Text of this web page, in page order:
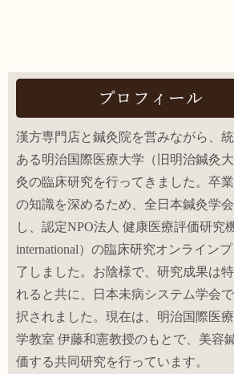
ー
シ
ョ
ン
漢方専門店と鍼灸院を営みながら、
ある明治国際医療大学（旧明治鍼灸
灸の臨床研究を行ってきました。卒
の知識を深めるため、全日本鍼灸学
し、認定NPO法人 健康医療評価研究
international）の臨床研究オンライン
了しました。お陰様で、研究成果は
れると共に、日本未病システム学会
択されました。現在は、明治国際医
学教室 伊藤和憲教授のもとで、美容
価する共同研究を行っています。